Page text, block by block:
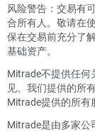
风险警告：交易有
合所有人。敬请在
保在交易前充分了
基础资产。
Mitrade不提供任何
见。我们提供的所
Mitrade提供的所有
Mitrade是由多家公